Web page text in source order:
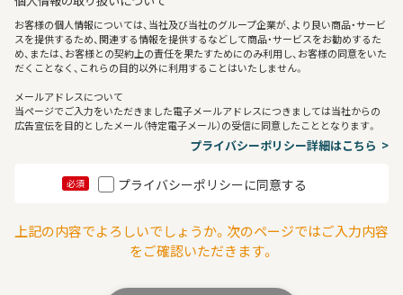
お客様の個人情報については、当社及び当社のグループ企業が、より良い商品・サービ
スを提供するため、関連する情報を提供するなどして商品・サービスをお勧めするた
め、または、お客様との契約上の責任を果たすためにのみ利用し、お客様の同意をいた
だくことなく、これらの目的以外に利用することはいたしません。
メールアドレスについて
当ページでご入力をいただきました電子メールアドレスにつきましては当社からの
広告宣伝を目的としたメール（特定電子メール）の受信に同意したこととなります。
プライバシーポリシー詳細はこちら
必須 プライバシーポリシーに同意する
上記の内容でよろしいでしょうか。次のページではご入力内容
をご確認いただきます。